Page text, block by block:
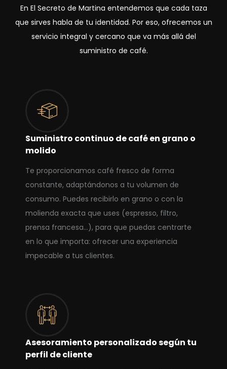
En El Secreto de Martina entendemos que cada taza
que sirves habla de tu identidad. Por eso, ofrecemos un
servicio integral y cercano que va más allá del
suministro de café.
Suministro continuo de café en grano o
molido
Te proporcionamos café fresco de forma
constante, adaptándonos a tu volumen de
consumo. Puedes recibirlo en grano o con la
molienda exacta que uses (espresso, filtro,
prensa francesa...), para que puedas centrarte
en lo que importa: ofrecer una experiencia
impecable a tus clientes.
Asesoramiento personalizado según tu
perfil de cliente